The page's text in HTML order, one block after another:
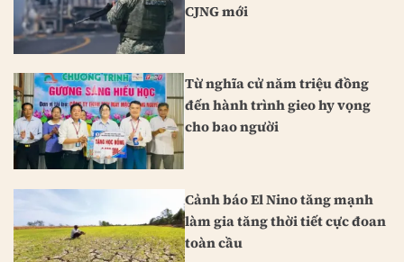
CJNG mới
Từ nghĩa cử năm triệu đồng
đến hành trình gieo hy vọng
cho bao người
Cảnh báo El Nino tăng mạnh
làm gia tăng thời tiết cực đoan
toàn cầu